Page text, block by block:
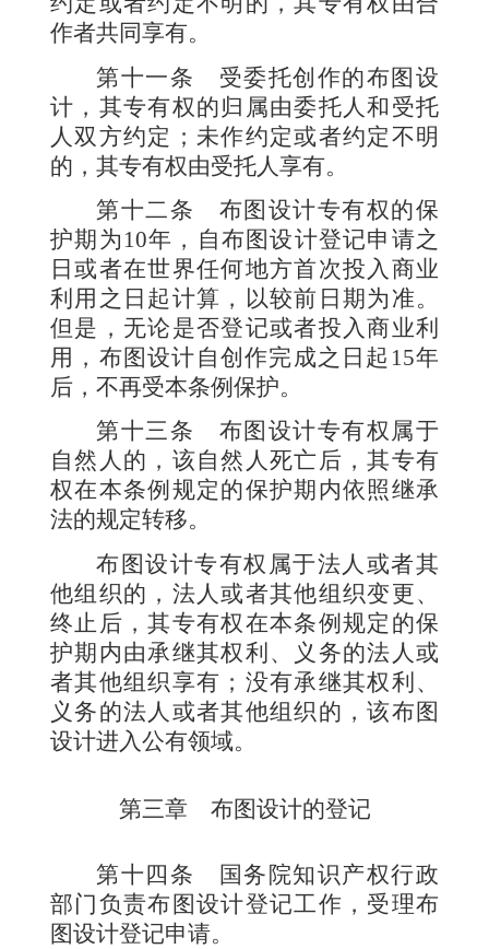
作者共同享有。
第十一条 受委托创作的布图设
计，其专有权的归属由委托人和受托
人双方约定；未作约定或者约定不明
的，其专有权由受托人享有。
第十二条 布图设计专有权的保
护期为 10年，自布图设计登记申请之
日或者在世界任何地方首次投入商业
利用之日起计算，以较前日期为准。
但是，无论是否登记或者投入商业利
用，布图设计自创作完成之日起 15年
后，不再受本条例保护。
第十三条 布图设计专有权属于
自然人的，该自然人死亡后，其专有
权在本条例规定的保护期内依照继承
法的规定转移。
布图设计专有权属于法人或者其
他组织的，法人或者其他组织变更、
终止后，其专有权在本条例规定的保
护期内由承继其权利、义务的法人或
者其他组织享有；没有承继其权利、
义务的法人或者其他组织的，该布图
设计进入公有领域。
第三章 布图设计的登记
第十四条
国务院知识产权行政
部门负责布图设计登记工作，受理布
图设计登记申请。